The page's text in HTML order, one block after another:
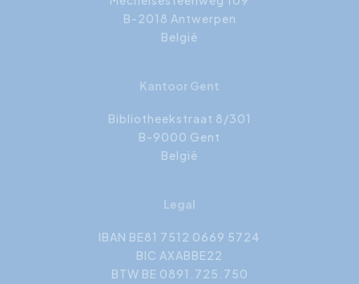
B-2018 Antwerpen
België
Kantoor Gent
Bibliotheekstraat 8/301
B-9000 Gent
België
Legal
IBAN BE81 7512 0669 5724
BIC AXABBE22
BTW BE 0891.725.750